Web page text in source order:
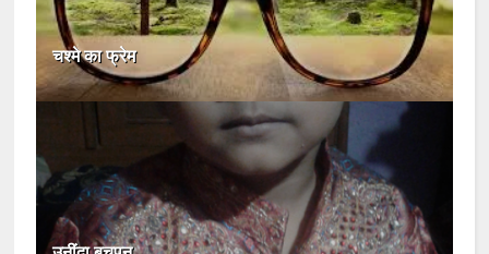
चश्मे का फ्रेम